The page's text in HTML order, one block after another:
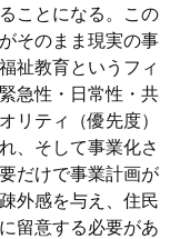
ことになる。この
そのまま現実の事
祉教育というフィ
急性・日常性・共
リティ（優先度）
、そして事業化さ
だけで事業計画が
外感を与え、住民
留意する必要があ